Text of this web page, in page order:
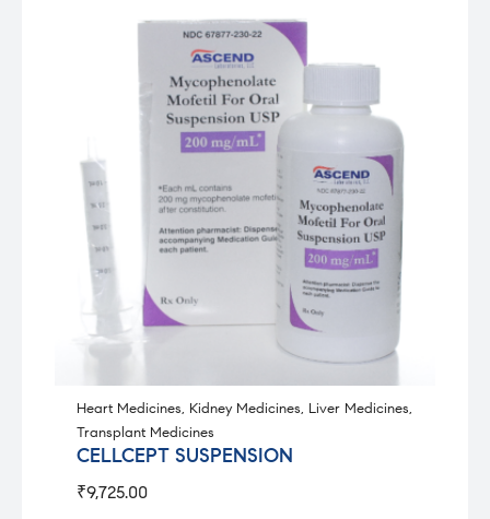
Heart Medicines, Kidney Medicines, Liver Medicines,
Transplant Medicines
CELLCEPT SUSPENSION
₹9,725.00